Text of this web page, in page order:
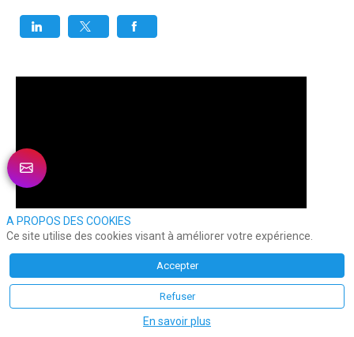
A PROPOS DES COOKIES
Ce site utilise des cookies visant à améliorer votre expérience.
Accepter
Refuser
En savoir plus